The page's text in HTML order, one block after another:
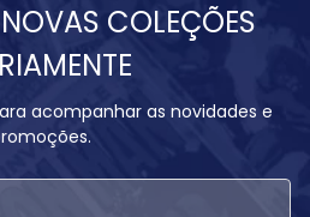
COLEÇÕES
acompanhar as novidades e